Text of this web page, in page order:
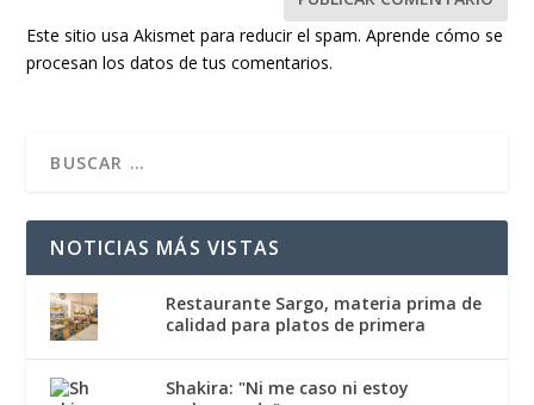
Este sitio usa Akismet para reducir el spam.Aprende cómo se
procesan los datos de tus comentarios.
NOTICIAS MÁS VISTAS
Restaurante Sargo, materia prima de
calidad para platos de primera
Shakira: "Ni me caso ni estoy